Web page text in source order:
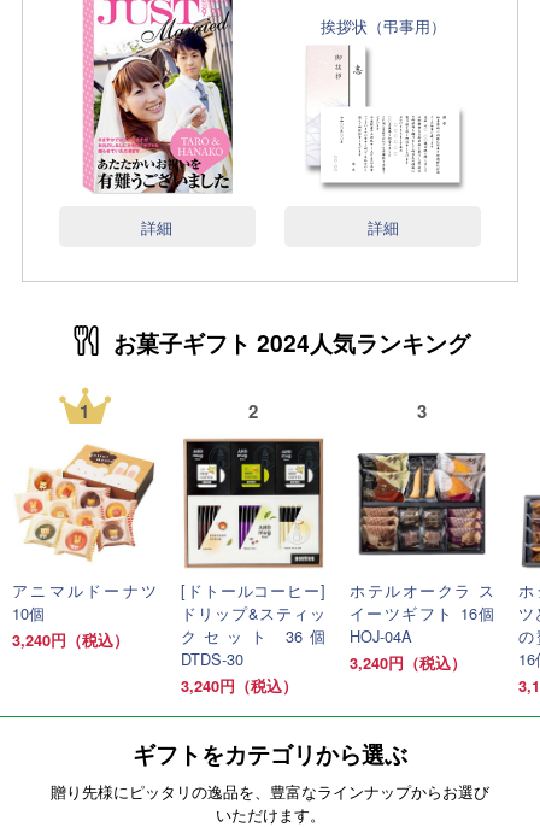
詳細
挨拶状（弔事用）
詳細
お菓子ギフト 2024人気ランキング
1
アニマルドーナツ
10個
3,240円（税込）
2
[ドトールコーヒー]
ドリップ&スティッ
クセット 36個
DTDS-30
3,240円（税込）
3
ホテルオークラ ス
イーツギフト 16個
HOJ-04A
3,240円（税込）
ホ
ツ
ギフトをカテゴリから選ぶ
贈り先様にピッタリの逸品を、豊富なラインナップからお選び
いただけます。